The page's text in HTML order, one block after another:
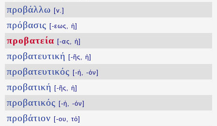
προβάλλω [v.]
πρόβασις [-εως, ἡ]
προβατεία [-ας, ἡ]
προβατευτική [-ῆς, ἡ]
προβατευτικός [-ή, -όν]
προβατική [-ῆς, ἡ]
προβατικός [-ή, -όν]
προβάτιον [-ου, τό]